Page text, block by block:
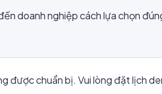
doanh nghiệp cách lựa chọn
được chuẩn bị. Vui lòng đặt lịch